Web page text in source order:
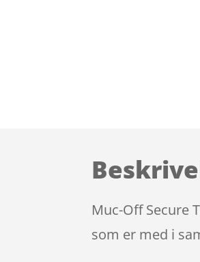
Muc-Off Secure
som er med i